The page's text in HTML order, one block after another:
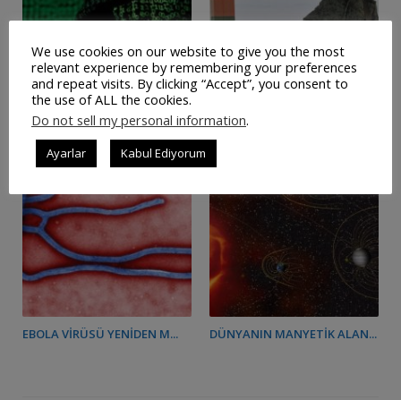
DÜNYA “WANNA CRY... KUZEY KUTBUNDA NAZI İS...
EBOLA VIRÜSÜ YENIDEN M... DÜNYANIN MANYETIK ALAN...
We use cookies on our website to give you the most
relevant experience by remembering your preferences
and repeat visits. By clicking “Accept”, you consent to
the use of ALL the cookies.
Do not sell my personal information.
Ayarlar Kabul Ediyorum